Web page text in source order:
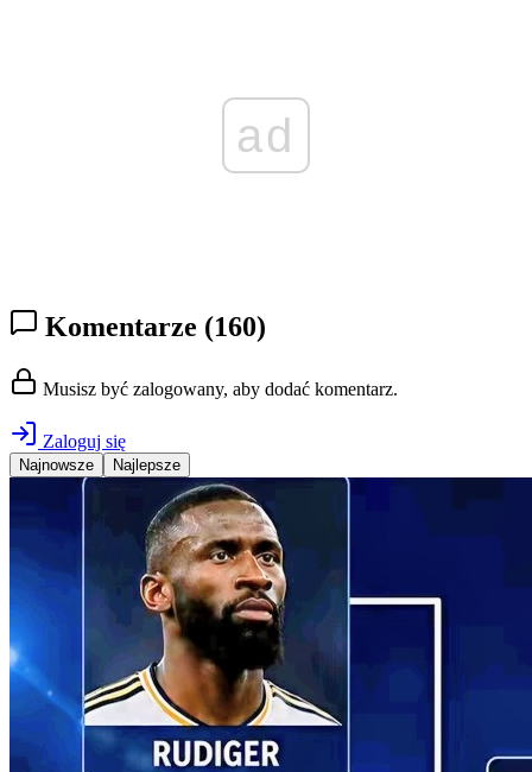
ad
Komentarze (160)
Musisz być zalogowany, aby dodać komentarz.
Zaloguj się
Najnowsze Najlepsze